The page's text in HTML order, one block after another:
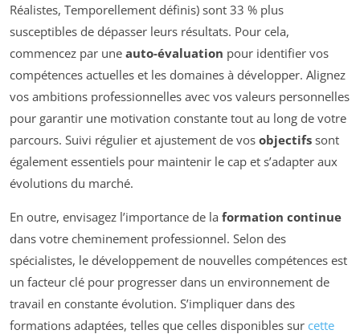
Réalistes, Temporellement définis) sont 33 % plus
susceptibles de dépasser leurs résultats. Pour cela,
commencez par une auto-évaluation pour identifier vos
compétences actuelles et les domaines à développer. Alignez
vos ambitions professionnelles avec vos valeurs personnelles
pour garantir une motivation constante tout au long de votre
parcours. Suivi régulier et ajustement de vos objectifs sont
également essentiels pour maintenir le cap et s’adapter aux
évolutions du marché.
En outre, envisagez l’importance de la formation continue
dans votre cheminement professionnel. Selon des
spécialistes, le développement de nouvelles compétences est
un facteur clé pour progresser dans un environnement de
travail en constante évolution. S’impliquer dans des
formations adaptées, telles que celles disponibles sur cette